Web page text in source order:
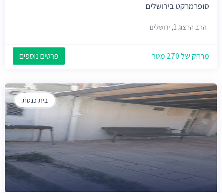
סופרמרקט בירושלים
הרב הרצוג 1, ירושלים
מרחק של 270 מטר פרטים נוספים
בית כנסת